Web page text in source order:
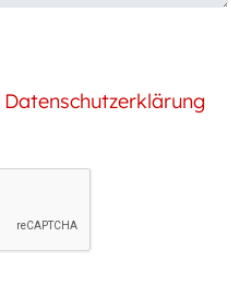
Datenschutzerklärung